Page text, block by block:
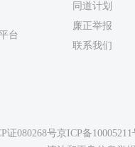
同道计划
廉正举报
联系我们
台
证080268号京ICP备10005211